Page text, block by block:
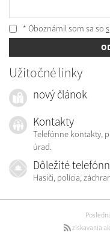
* Oboznámil som sa so
Užitočné linky
nový článok
Kontakty
Telefónne kontakty,
úrad.
Dôležité
Hasiči, polícia,
získavania